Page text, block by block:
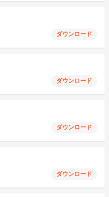
ダウンロード
ダウンロード
ダウンロード
ダウンロード